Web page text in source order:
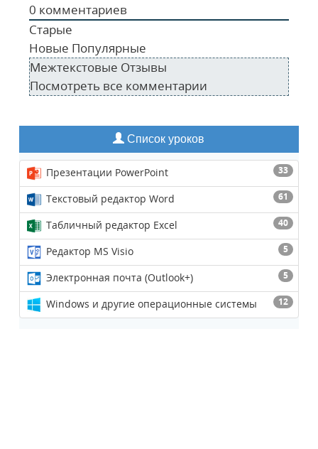
0 комментариев
Старые
Новые Популярные
Межтекстовые Отзывы
Посмотреть все комментарии
Список уроков
33
Презентации PowerPoint
61
Текстовый редактор Word
40
Табличный редактор Excel
5
Редактор MS Visio
5
Электронная почта (Outlook+)
12
Windows и другие операционные системы